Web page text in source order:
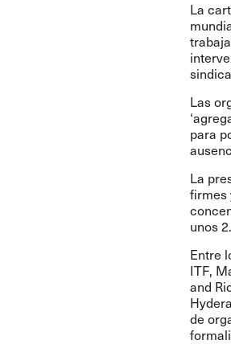
La
Las
para
La
firmes
unos
Entre
ITF,
and
de